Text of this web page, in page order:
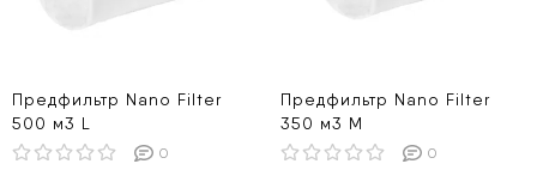
Предфильтр Nano Filter
500 м3 L
0
Предфильтр Nano Filter
350 м3 М
0